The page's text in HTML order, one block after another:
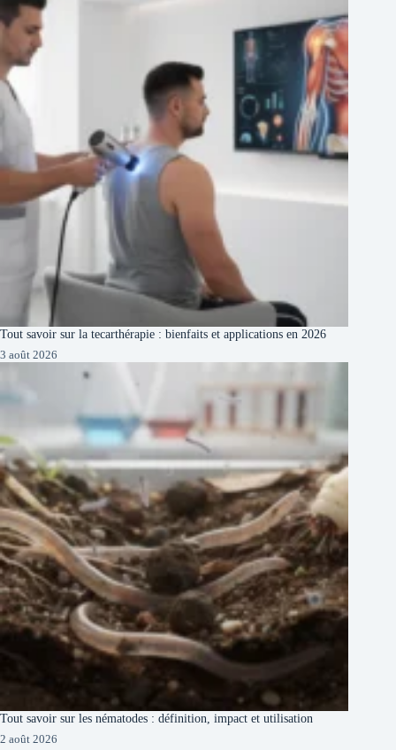
Tout savoir sur la tecarthérapie : bienfaits et applications en 2026
3 août 2026
Tout savoir sur les nématodes : définition, impact et utilisation
2 août 2026